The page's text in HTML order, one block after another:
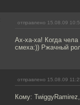
отправлено 15.08.09
Ах-ха-ха! Когда
смеха:)) Ржачный
отправлено 15.08.09
Кому: TwiggyRamirez,